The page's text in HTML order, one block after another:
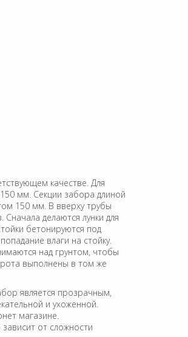
качестве. Для
мм. Секции забора длиной
150 мм. В вверху трубы
делаются лунки для
бетонируются под
влаги на стойку.
над грунтом, чтобы
выполнены в том же
является прозрачным,
и ухоженной.
магазине.
от сложности